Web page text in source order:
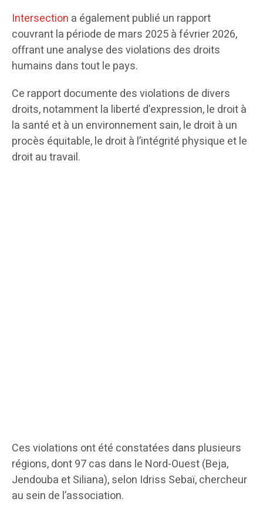
Intersection a également publié un rapport
couvrant la période de mars 2025 à février 2026,
offrant une analyse des violations des droits
humains dans tout le pays.
Ce rapport documente des violations de divers
droits, notamment la liberté d’expression, le droit à
la santé et à un environnement sain, le droit à un
procès équitable, le droit à l’intégrité physique et le
droit au travail.
Ces violations ont été constatées dans plusieurs
régions, dont 97 cas dans le Nord-Ouest (Beja,
Jendouba et Siliana), selon Idriss Sebaï, chercheur
au sein de l’association.